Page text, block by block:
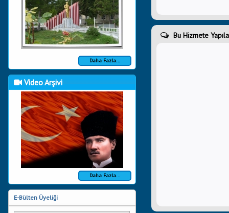
Daha Fazla...
Video Arşivi
Daha Fazla...
E-Bülten Üyeliği
Bu Hizmete